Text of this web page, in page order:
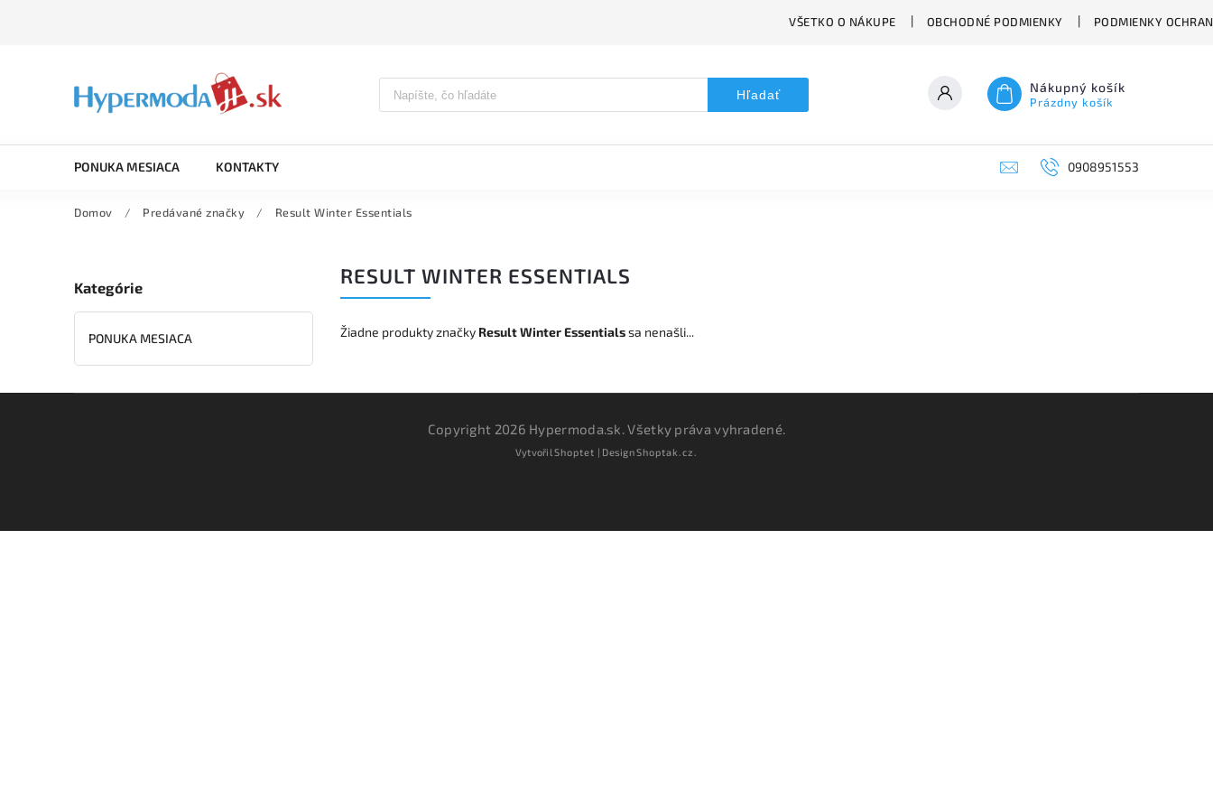
VŠETKO O NÁKUPE OBCHODNÉ PODMIENKY PODMIENKY
Hľadať Nákupný košík
Prázdny košík
PONUKA MESIACA KONTAKTY 0908951553
Domov / Predávané značky / Result Winter Essentials
Kategórie
PONUKA MESIACA
RESULT WINTER ESSENTIALS
Žiadne produkty značky Result Winter Essentialssa nenašli...
Copyright 2026 Hypermoda.sk. Všetky práva vyhradené.
VytvořilShoptet | DesignShoptak.cz.